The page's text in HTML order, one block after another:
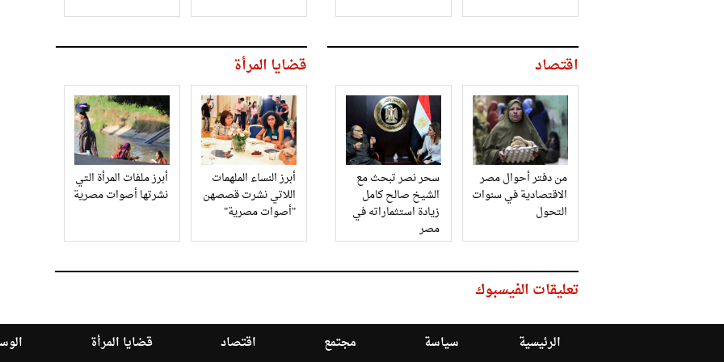
اقتصاد
من دفتر أحوال مصر
الاقتصادية في سنوات
التحول
سحر نصر تبحث مع
الشيخ صالح كامل
زيادة استثماراته في
مصر
قضايا المرأة
أبرز النساء الملهمات
اللاتي نشرت قصصهن
"أصوات مصرية"
أبرز ملفات المرأة التي
نشرتها أصوات مصرية
تعليقات الفيسبوك
الرئيسية سياسة مجتمع اقتصاد قضايا المرأة